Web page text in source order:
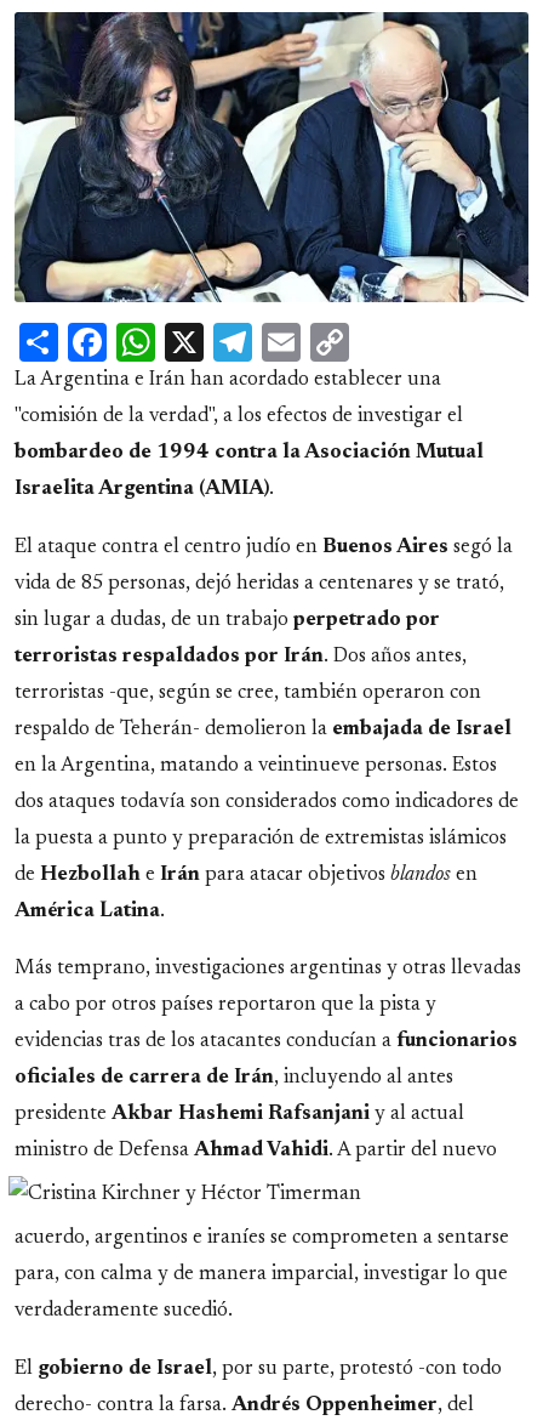
ShareFacebook
WhatsApp
X Telegram
Email
Link
La Argentina e Irán han acordado establecer una
"comisión de la verdad", a los efectos de investigar el
bombardeo de 1994 contra la Asociación Mutual
Israelita Argentina (AMIA).
El ataque contra el centro judío en Buenos Aires segó la
vida de 85 personas, dejó heridas a centenares y se trató,
sin lugar a dudas, de un trabajo perpetrado por
terroristas respaldados por Irán. Dos años antes,
terroristas -que, según se cree, también operaron con
respaldo de Teherán- demolieron la embajada de Israel
en la Argentina, matando a veintinueve personas. Estos
dos ataques todavía son considerados como indicadores de
la puesta a punto y preparación de extremistas islámicos
de Hezbollah e Irán para atacar objetivos blandos en
América Latina.
Más temprano, investigaciones argentinas y otras llevadas
a cabo por otros países reportaron que la pista y
evidencias tras de los atacantes conducían a funcionarios
oficiales de carrera de Irán, incluyendo al antes
presidente Akbar Hashemi Rafsanjani y al actual
ministro de Defensa Ahmad Vahidi. Apartir del nuevo
acuerdo, argentinos e iraníes se comprometen a sentarse
para, con calma y de manera imparcial, investigar lo que
verdaderamente sucedió.
El gobierno de Israel, por su parte, protestó -con todo
derecho- contra la farsa. Andrés Oppenheimer, del